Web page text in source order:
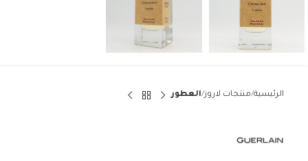
الرئيسية منتجات لاروز العطور